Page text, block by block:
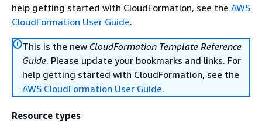
help getting started with CloudFormation, see the AWS
CloudFormation User Guide.
This is the new CloudFormation Template Reference
Guide. Please update your bookmarks and links. For
help getting started with CloudFormation, see the
AWS CloudFormation User Guide.
Resource types